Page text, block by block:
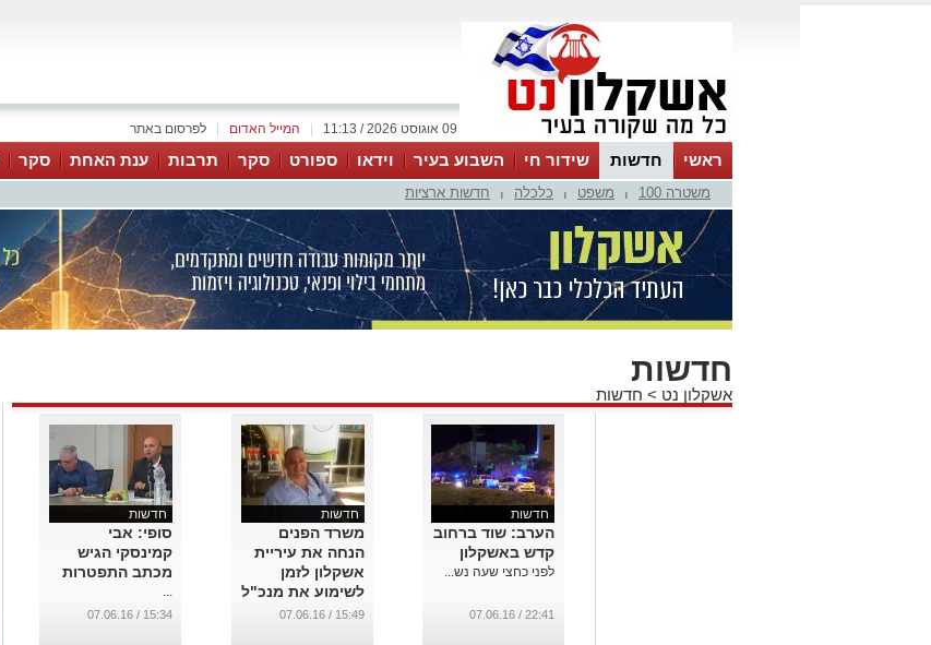
לפרסום באתר המייל האדום 09 אוגוסט 2026 / 11:13
ראשי חדשות שידור חי השבוע בעיר וידאו ספורט סקר תרבות ענת האחת סקר
משטרה 100 משפט כלכלה חדשות ארציות
חדשות
אשקלון נט > חדשות
חדשות
הערב: שוד ברחוב
קדש באשקלון
לפני כחצי שעה נש...
22:41 / 07.06.16
חדשות
משרד הפנים
הנחה את עיריית
אשקלון לזמן
לשימוע את מנכ"ל
העירייה
15:49 / 07.06.16
חדשות
סופי: אבי
קמינסקי הגיש
מכתב התפטרות
...
15:34 / 07.06.16